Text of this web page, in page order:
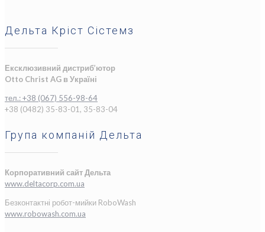
Дельта Кріст Сістемз
Ексклюзивний дистриб’ютор
Otto Christ AG в Україні
тел.: +38 (067) 556-98-64
+38 (0482) 35-83-01, 35-83-04
Група компаній Дельта
Корпоративний сайт Дельта
www.deltacorp.com.ua
Безконтактні робот-мийки RoboWash
www.robowash.com.ua